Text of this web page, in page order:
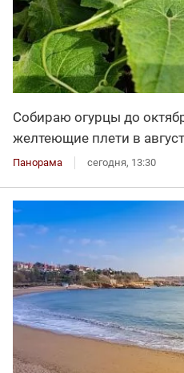
Собираю огурцы до
желтеющие плети в
Панорама сегодня, 13:30